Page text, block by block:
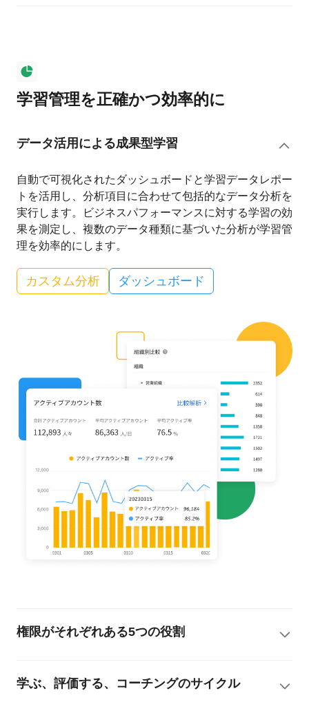
学習管理を正確かつ効率的に
データ活用による成果型学習
自動で可視化されたダッシュボードと学習データレポー
トを活用し、分析項目に合わせて包括的なデータ分析を
実行します。ビジネスパフォーマンスに対する学習の効
果を測定し、複数のデータ種類に基づいた分析が学習管
理を効率的にします。
カスタム分析 ダッシュボード
権限がそれぞれある5つの役割
学ぶ、評価する、コーチングのサイクル